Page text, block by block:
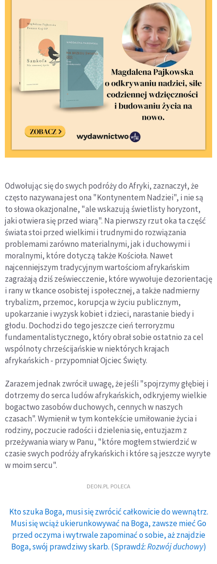
Odwołując się do swych podróży do Afryki, zaznaczył, że
często nazywana jest ona "Kontynentem Nadziei", i nie są
to słowa okazjonalne, "ale wskazują świetlisty horyzont,
jaki otwiera się przed wiarą". Na pierwszy rzut oka ta część
świata stoi przed wielkimi i trudnymi do rozwiązania
problemami zarówno materialnymi, jak i duchowymi i
moralnymi, które dotyczą także Kościoła. Nawet
najcenniejszym tradycyjnym wartościom afrykańskim
zagrażają dziś zeświecczenie, które wywołuje dezorientację
i rany w tkance osobistej i społecznej, a także nadmierny
trybalizm, przemoc, korupcja w życiu publicznym,
upokarzanie i wyzysk kobiet i dzieci, narastanie biedy i
głodu. Dochodzi do tego jeszcze cień terroryzmu
fundamentalistycznego, który obrał sobie ostatnio za cel
wspólnoty chrześcijańskie w niektórych krajach
afrykańskich - przypomniał Ojciec Święty.
Zarazem jednak zwrócił uwagę, że jeśli "spojrzymy głębiej i
dotrzemy do serca ludów afrykańskich, odkryjemy wielkie
bogactwo zasobów duchowych, cennych w naszych
czasach". Wymienił w tym kontekście umiłowanie życia i
rodziny, poczucie radości i dzielenia się, entuzjazm z
przeżywania wiary w Panu, "które mogłem stwierdzić w
czasie swych podróży afrykańskich i które są jeszcze wyryte
w moim sercu".
DEON.PL POLECA
Kto szuka Boga, musi się zwrócić całkowicie do wewnątrz.
Musi się wciąż ukierunkowywać na Boga, zawsze mieć Go
przed oczyma i wytrwale zapominać o sobie, aż znajdzie
Boga, swój prawdziwy skarb. (Sprawdź:Rozwój duchowy)